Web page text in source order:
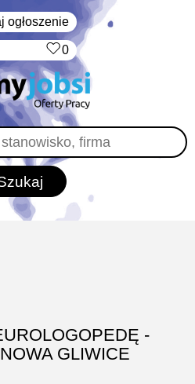
ogłoszenie
0
-
GLIWICE